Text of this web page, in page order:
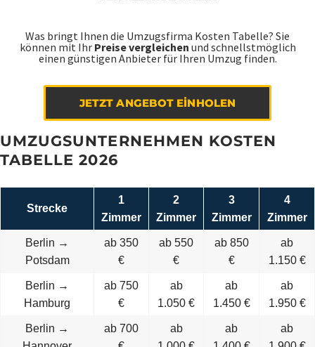
Was bringt Ihnen die Umzugsfirma Kosten Tabelle? Sie
können mit Ihr Preise vergleichen und schnellstmöglich
einen günstigen Anbieter für Ihren Umzug finden.
JETZT ANGEBOT EINHOLEN
UMZUGSUNTERNEHMEN KOSTEN
TABELLE 2026
Strecke
1
Zimmer
2
Zimmer
3
Zimmer
4
Zimmer
Berlin →
Potsdam
ab 350
€
ab 550
€
ab 850
€
ab
1.150 €
Berlin →
Hamburg
ab 750
€
ab
1.050 €
ab
1.450 €
ab
1.950 €
Berlin →
ab 700
ab
ab
ab